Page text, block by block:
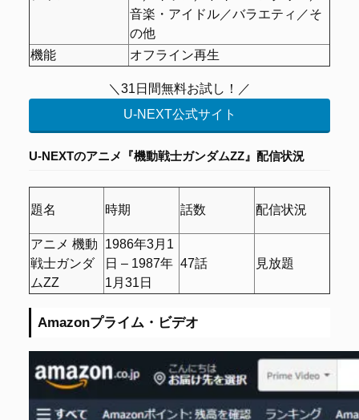
音楽・アイドル／バラエティ／そ
の他
機能
オフライン再生
＼31日間無料お試し！／
U-NEXT公式サイト
U-NEXTのアニメ『機動戦士ガンダムΖΖ』配信状況
題名 時期 話数 配信状況
アニメ 機動
戦士ガンダ
ムΖΖ
1986年3月1
日 – 1987年
1月31日
47話 見放題
Amazonプライム・ビデオ